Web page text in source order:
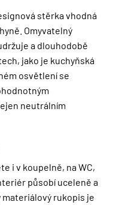
stěrka vhodná
Omyvatelný
a dlouhodobě
jako je kuchyňská
osvětlení se
neutrálním
i v koupelně, na WC,
působí uceleně a
rukopis je